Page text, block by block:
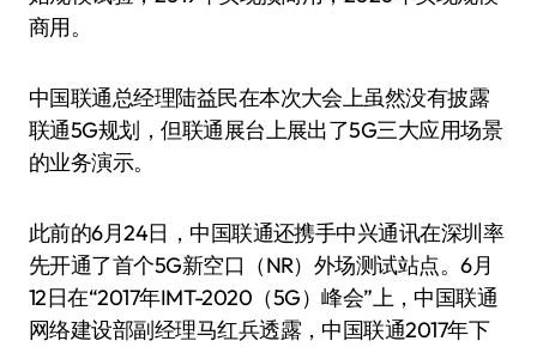
商用。
中国联通总经理陆益民在本次大会上虽然没有披露
联通5G规划，但联通展台上展出了5G三大应用场景
的业务演示。
此前的6月24日，中国联通还携手中兴通讯在深圳率
先开通了首个5G新空口（NR）外场测试站点。6月
12日在“2017年IMT-2020（5G）峰会”上，中国联通
网络建设部副经理马红兵透露，中国联通2017年下